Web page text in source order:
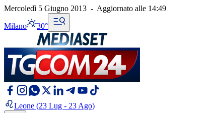
Mercoledì 5 Giugno 2013 - Aggiornato alle 14:49
Milano 30°
Leone (23 Lug - 23 Ago)